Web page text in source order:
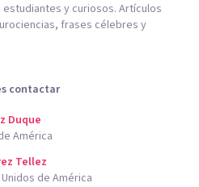
y curiosos. Artículos
frases célebres y
contactar
Duque
América
Tellez
de América